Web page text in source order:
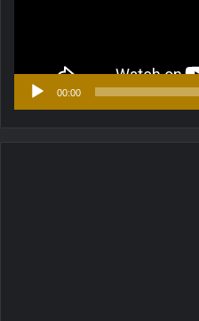
00:00